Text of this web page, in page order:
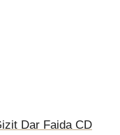
Dar Faida CD